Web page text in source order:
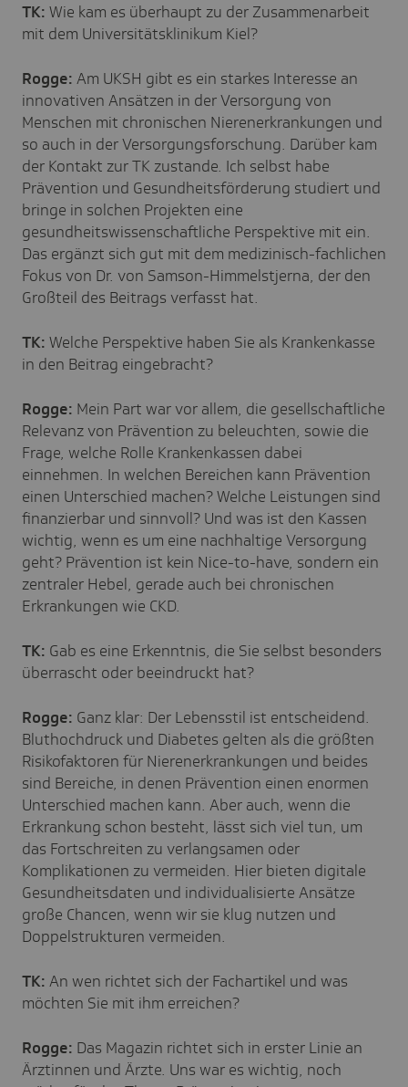
TK: Wie kam es überhaupt zu der Zusammenarbeit
mit dem Universitätsklinikum Kiel?
Rogge: Am UKSH gibt es ein starkes Interesse an
innovativen Ansätzen in der Versorgung von
Menschen mit chronischen Nierenerkrankungen und
so auch in der Versorgungsforschung. Darüber kam
der Kontakt zur TK zustande. Ich selbst habe
Prävention und Gesundheitsförderung studiert und
bringe in solchen Projekten eine
gesundheitswissenschaftliche Perspektive mit ein.
Das ergänzt sich gut mit dem medizinisch-fachlichen
Fokus von Dr. von Samson-Himmelstjerna, der den
Großteil des Beitrags verfasst hat.
TK: Welche Perspektive haben Sie als Krankenkasse
in den Beitrag eingebracht?
Rogge: Mein Part war vor allem, die gesellschaftliche
Relevanz von Prävention zu beleuchten, sowie die
Frage, welche Rolle Krankenkassen dabei
einnehmen. In welchen Bereichen kann Prävention
einen Unterschied machen? Welche Leistungen sind
finanzierbar und sinnvoll? Und was ist den Kassen
wichtig, wenn es um eine nachhaltige Versorgung
geht? Prävention ist kein Nice-to-have, sondern ein
zentraler Hebel, gerade auch bei chronischen
Erkrankungen wie CKD.
TK: Gab es eine Erkenntnis, die Sie selbst besonders
überrascht oder beeindruckt hat?
Rogge: Ganz klar: Der Lebensstil ist entscheidend.
Bluthochdruck und Diabetes gelten als die größten
Risikofaktoren für Nierenerkrankungen und beides
sind Bereiche, in denen Prävention einen enormen
Unterschied machen kann. Aber auch, wenn die
Erkrankung schon besteht, lässt sich viel tun, um
das Fortschreiten zu verlangsamen oder
Komplikationen zu vermeiden. Hier bieten digitale
Gesundheitsdaten und individualisierte Ansätze
große Chancen, wenn wir sie klug nutzen und
Doppelstrukturen vermeiden.
TK: An wen richtet sich der Fachartikel und was
möchten Sie mit ihm erreichen?
Rogge: Das Magazin richtet sich in erster Linie an
Ärztinnen und Ärzte. Uns war es wichtig, noch